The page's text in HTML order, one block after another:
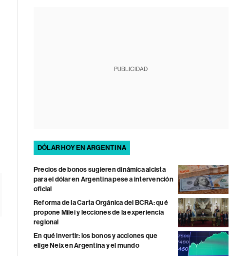
PUBLICIDAD
DÓLAR HOY EN ARGENTINA
Precios de bonos sugieren dinámica alcista
para el dólar en Argentina pese a intervención
oficial
Reforma de la Carta Orgánica del BCRA: qué
propone Milei y lecciones de la experiencia
regional
En qué invertir: los bonos y acciones que
elige Neix en Argentina y el mundo